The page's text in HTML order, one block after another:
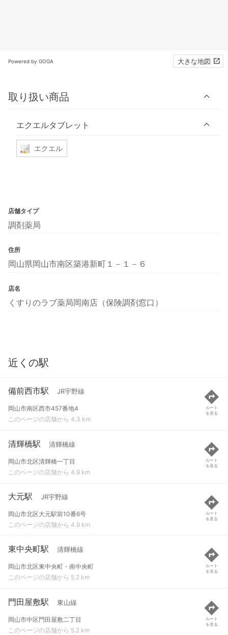
Powered by GOGA 大きな地図
取り扱い商品
エクエルタブレット
エクエル
店舗タイプ
調剤薬局
住所
岡山県岡山市南区築港新町１－１－６
店名
くすりのラブ薬局岡南店（保険調剤窓口）
近くの駅
備前西市駅 JR宇野線
岡山市南区西市457番地4
このページの店舗から 4.3 km
ルート
を見る
清輝橋駅 清輝橋線
岡山市北区清輝橋一丁目
このページの店舗から 4.9 km
ルート
を見る
大元駅 JR宇野線
岡山市北区大元駅前10番6号
このページの店舗から 4.9 km
ルート
を見る
東中央町駅 清輝橋線
岡山市北区東中央町・南中央町
このページの店舗から 5.2 km
ルート
を見る
門田屋敷駅 東山線
岡山市中区門田屋敷二丁目
このページの店舗から 5.2 km
ルート
を見る